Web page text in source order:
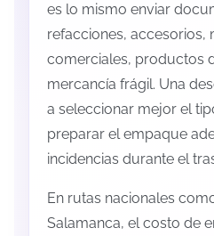
es lo mismo enviar
refacciones, accesorios,
comerciales, productos
mercancía frágil. Una
a seleccionar mejor el
preparar el empaque
incidencias durante el
En rutas nacionales
Salamanca, el costo de